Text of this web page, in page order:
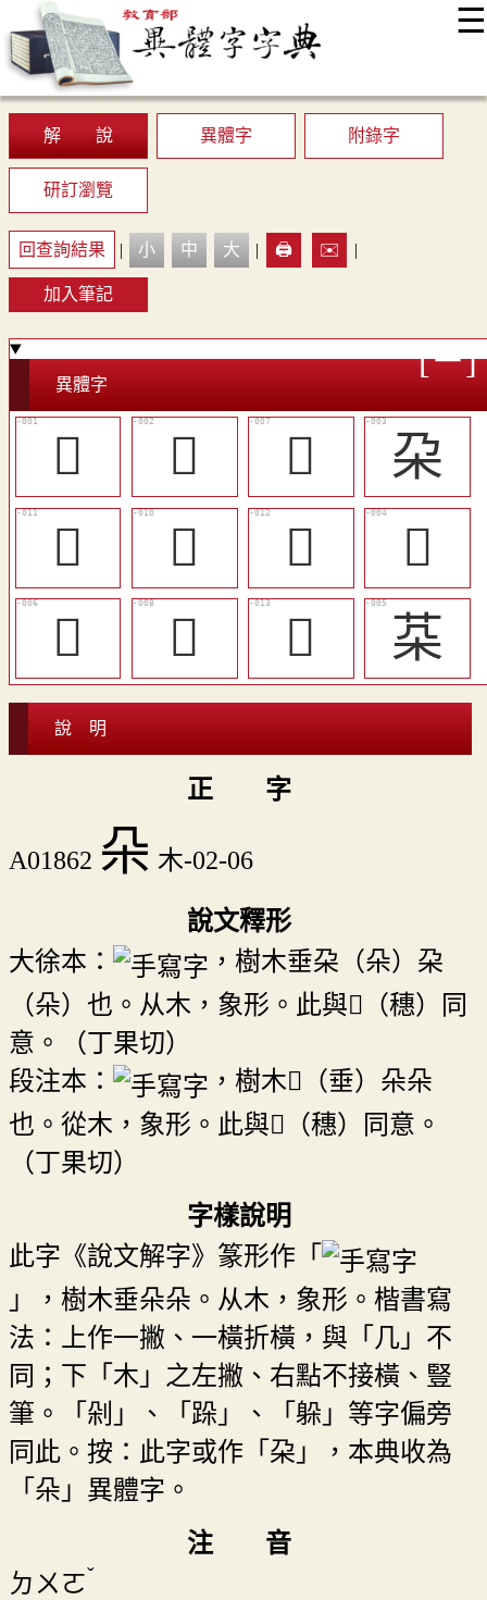
☰
最新消息
顯示模式
網站導覽
解 說
異體字 附錄字
研訂瀏覽
回查詢結果 | 小 中 大 | 🖨️ ✉️ |
加入筆記
異體字
𣎻 𣎿 󲮸
朶
󲮻
󲮺 󲮼
𣏻
󲮷
󲮹 󲮽 䒳
說 明
正 字
A01862 朵 木-02-06
說文釋形
大徐本：
，樹木垂朶（朵）朶
（朵）也。从木，象形。此與𥝩（穗）同
意。（丁果切）
段注本：
，樹木𠂹（垂）朵朵
也。從木，象形。此與𥝩（穗）同意。
（丁果切）
字樣說明
此字《說文解字》篆形作「
」，樹木垂朵朵。从木，象形。楷書寫
法：上作一撇、一橫折橫，與「几」不
同；下「木」之左撇、右點不接橫、豎
筆。「剁」、「跺」、「躲」等字偏旁
同此。按：此字或作「朶」，本典收為
「朵」異體字。
注 音
ㄉㄨㄛˇ